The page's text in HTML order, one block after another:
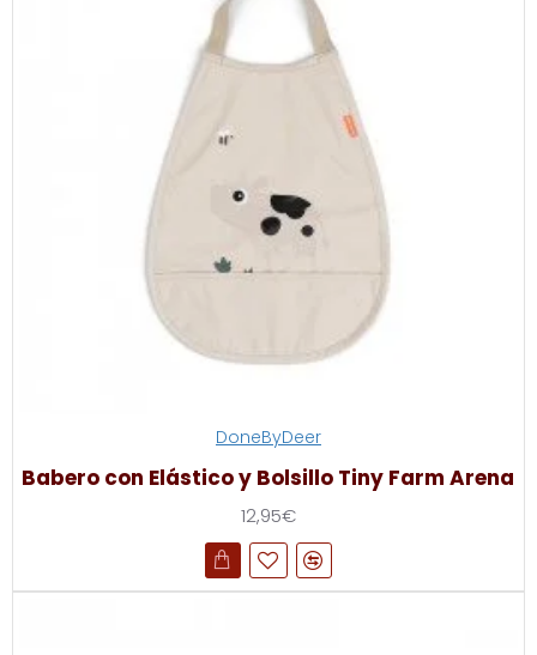
DoneByDeer
Babero con Elástico y Bolsillo Tiny Farm Arena
12,95€